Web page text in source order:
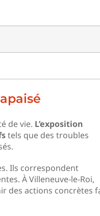
de vie. L’exposition
tels que des troubles
Ils correspondent
À Villeneuve-le-Roi,
des actions concrètes